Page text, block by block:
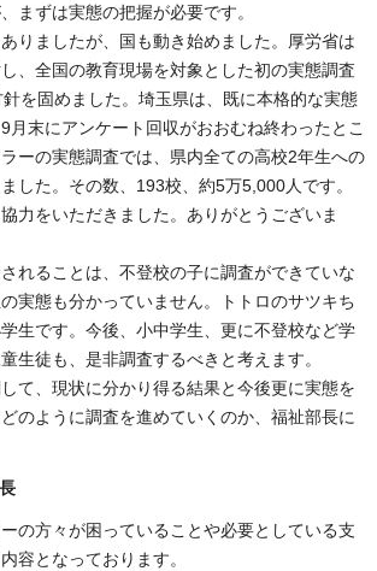
まずは実態の把握が必要です。
りましたが、国も動き始めました。厚労省は
、全国の教育現場を対象とした初の実態調査
を固めました。埼玉県は、既に本格的な実態
月末にアンケート回収がおおむね終わったとこ
ーの実態調査では、県内全ての高校2年生への
した。その数、193校、約5万5,000人です。
力をいただきました。ありがとうございま
れることは、不登校の子に調査ができていな
実態も分かっていません。トトロのサツキち
生です。今後、小中学生、更に不登校など学
生徒も、是非調査するべきと考えます。
て、現状に分かり得る結果と今後更に実態を
のように調査を進めていくのか、福祉部長に
の方々が困っていることや必要としている支
容となっております。